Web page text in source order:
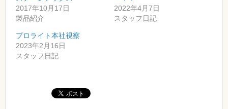
2017年10月17日
製品紹介
2022年4月7日
スタッフ日記
プロライト本社視察
2023年2月16日
スタッフ日記